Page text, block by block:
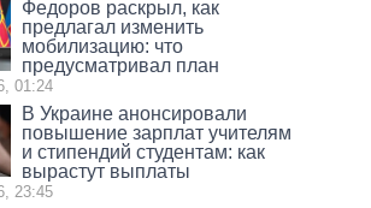
Федоров раскрыл, как
предлагал изменить
мобилизацию: что
предусматривал план
01:24
В Украине анонсировали
повышение зарплат учителям
и стипендий студентам: как
вырастут выплаты
23:45